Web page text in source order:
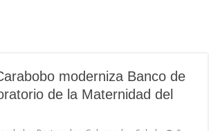
moderniza Banco de
de la Maternidad del